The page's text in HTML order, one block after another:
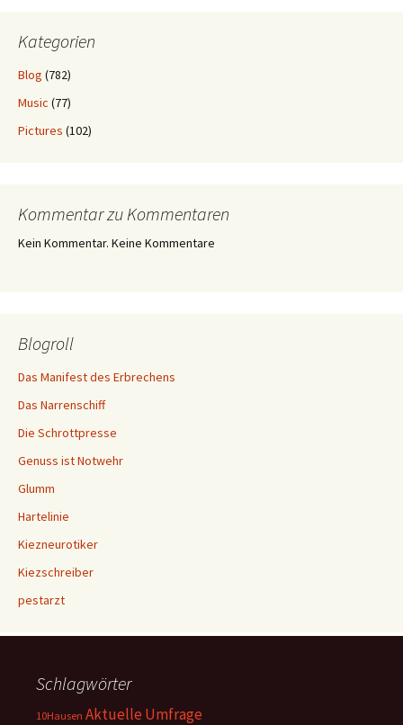
Kategorien
Blog (782)
Music (77)
Pictures (102)
Kommentar zu Kommentaren
Kein Kommentar. Keine Kommentare
Blogroll
Das Manifest des Erbrechens
Das Narrenschiff
Die Schrottpresse
Genuss ist Notwehr
Glumm
Hartelinie
Kiezneurotiker
Kiezschreiber
pestarzt
Schlagwörter
10Hausen Aktuelle Umfrage